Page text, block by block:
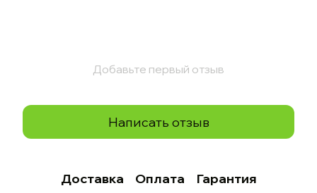
Добавьте первый отзыв
Написать отзыв
Доставка Оплата Гарантия